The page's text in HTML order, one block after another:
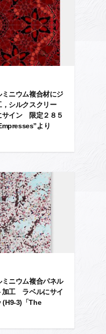
ニウム複合材にジ
シルクスクリー
イン 限定２８５
より
ニウム複合パネル
加工 ラベルにサイ
3)「The